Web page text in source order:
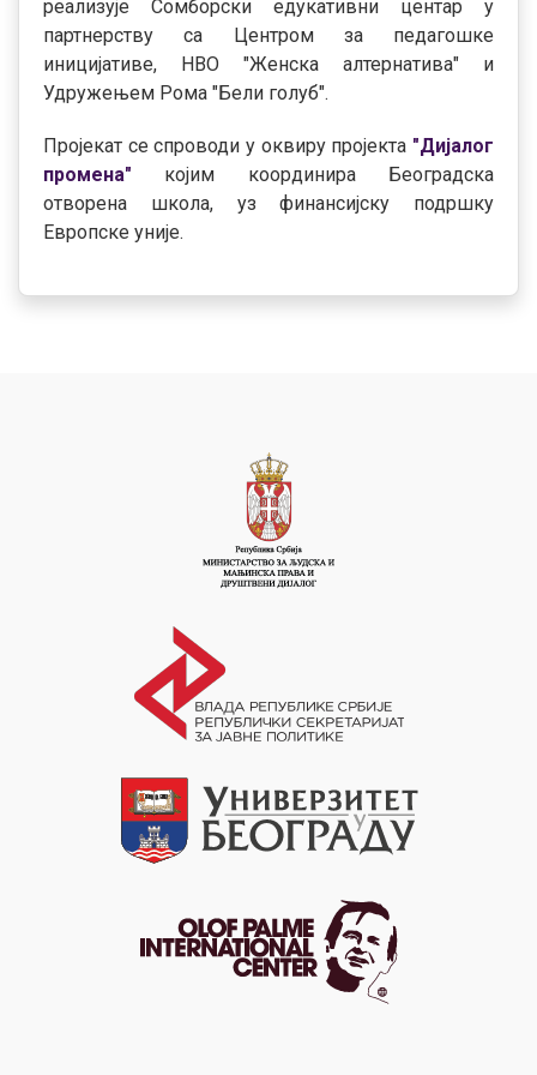
реализује Сомборски едукативни центар у
партнерству са Центром за педагошке
иницијативе, НВО "Женска алтернатива" и
Удружењем Рома "Бели голуб".
Пројекат се спроводи у оквиру пројекта "Дијалог
промена"
којим координира Београдска
отворена школа, уз финансијску подршку
Европске уније.